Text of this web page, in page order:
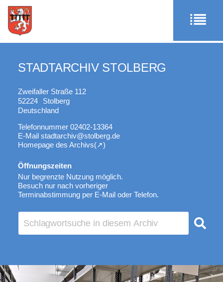
STADTARCHIV STOLBERG
Zweifaller Straße 112
52224
Stolberg
Deutschland
Telefonnummer 02402-13364
E-Mail stadtarchiv@stolberg.de
Homepage des Archivs
Öffnungszeiten
Nur begrenzte Nutzung möglich.
Besuch nur nach vorheriger
Terminabstimmung per E-Mail oder Telefon.